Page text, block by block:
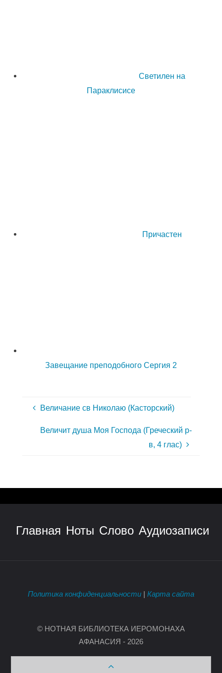
Светилен на
Параклисисе
Причастен
Завещание преподобного Сергия 2
Величание св Николаю (Касторский)
Величит душа Моя Господа (Греческий р-
в, 4 глас)
Главная Ноты Слово Аудиозаписи
Back
Политика конфиденциальности Карта сайта
© НОТНАЯ БИБЛИОТЕКА ИЕРОМОНАХА
АФАНАСИЯ - 2026